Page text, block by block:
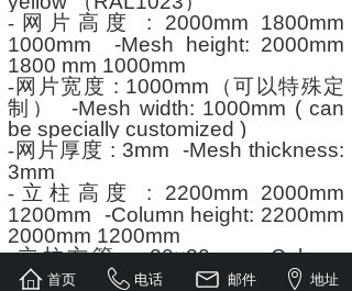
- 网片高度 : 2000mm 1800mm
1000mm -Mesh height: 2000mm
1800 mm 1000mm
- 网片宽度 : 1000mm （可以特殊定
制） -Mesh width: 1000mm ( can
be specially customized )
- 网片厚度 : 3mm -Mesh thickness:
3mm
- 立柱高度 : 2200mm 2000mm
1200mm -Column height: 2200mm
2000mm 1200mm
-立柱方管: 20×20mm -Column
square tube: 20×20mm
首页 电话 邮件 地址